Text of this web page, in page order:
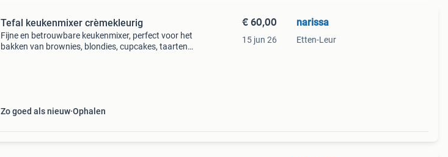
Tefal keukenmixer crèmekleurig
Fijne en betrouwbare keukenmixer, perfect voor het
bakken van brownies, blondies, cupcakes, taarten
Zo goed als nieuw Ophalen
€ 60,00
15 jun 26
narissa
Etten-Leur